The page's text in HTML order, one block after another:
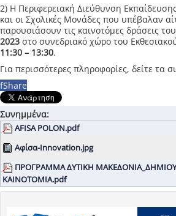
2) H Περιφερειακή Διεύθυνση
και οι Σχολικές Μονάδες που υπέβαλαν
παρουσιάσουν τις καινοτόμες δράσεις
2023 στο συνεδριακό χώρο του
11:30 – 13:30.
Για περισσότερες πληροφορίες, δείτε τα
fShare
Συνημμένα:
AFISA POLON.pdf
Αφίσα-Innovation.jpg
ΠΡΟΓΡΑΜΜΑ ΔΥΤΙΚΗ
ΚΑΙΝΟΤΟΜΙΑ.pdf